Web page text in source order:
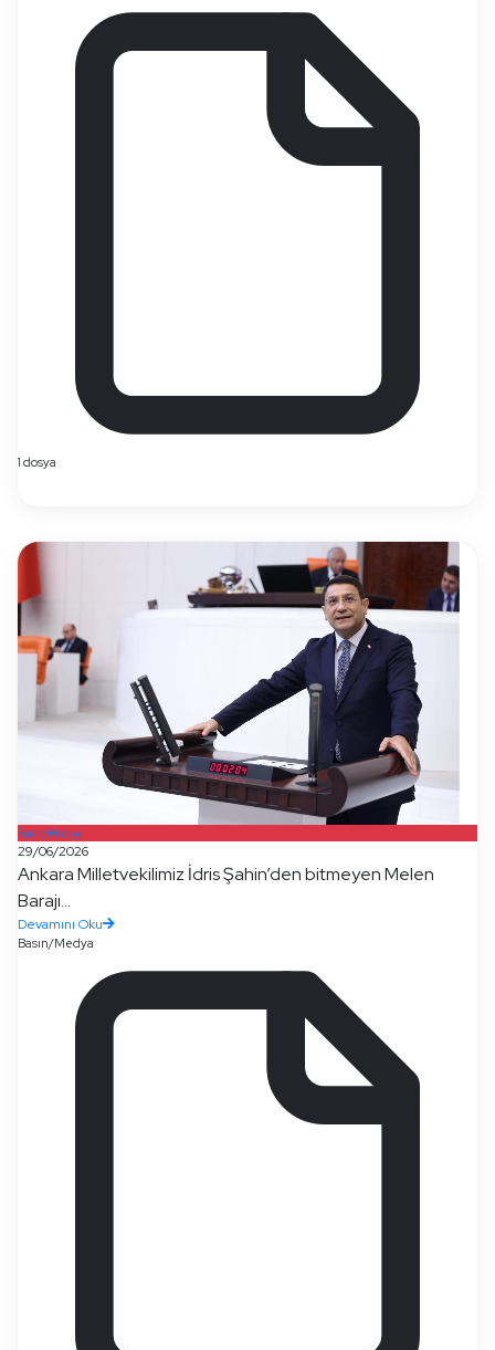
1 dosya
Basın/Medya
29/06/2026
Ankara Milletvekilimiz İdris Şahin’den bitmeyen Melen
Barajı...
Devamını Oku
Basın/Medya